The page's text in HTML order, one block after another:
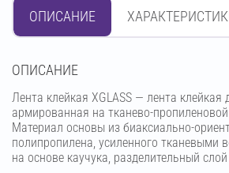
ОПИСАНИЕ
OПИСАНИЕ
Лента клейкая XGLASS — лента клейкая
армированная на тканево-
Материал основы из биаксиально-
полипропилена, усиленного тканевыми
на основе каучука, разделительный